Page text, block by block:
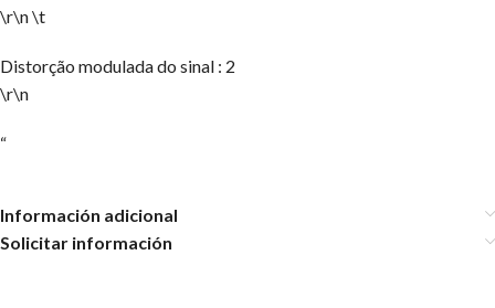
\r\n \t
Distorção modulada do sinal : 2
\r\n
“
Información adicional
Solicitar información